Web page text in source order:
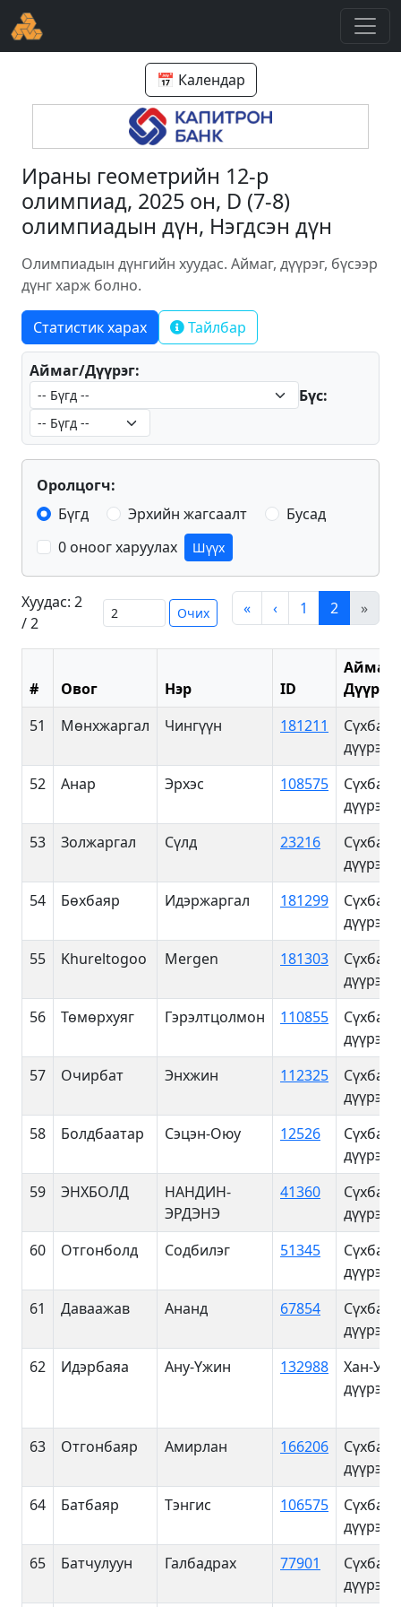
📅 Календар
Ираны геометрийн 12-р
олимпиад, 2025 он, D (7-8)
олимпиадын дүн, Нэгдсэн дүн
Олимпиадын дүнгийн хуудас. Аймаг, дүүрэг, бүсээр
дүнг харж болно.
Статистик харах Тайлбар
Аймаг/Дүүрэг:
Бүс:
Оролцогч:
Бүгд
Эрхийн жагсаалт
Бусад
0 оноог харуулах
Шүүх
Хуудас: 2
/ 2
Очих « ‹ 1 2 »
# Овог Нэр ID
Аймаг/
Дүүрэг
51
Мөнхжаргал Чингүүн 181211
дүүрэг
52
Анар Эрхэс 108575
дүүрэг
53
Золжаргал Сүлд 23216
дүүрэг
54
Бөхбаяр Идэржаргал 181299
дүүрэг
55
Khureltogoo Mergen 181303
дүүрэг
56
Төмөрхуяг Гэрэлтцолмон 110855
дүүрэг
57
Очирбат Энхжин 112325
дүүрэг
58
Болдбаатар Сэцэн-Оюу 12526
дүүрэг
59
ЭНХБОЛД
НАНДИН-
ЭРДЭНЭ
41360
дүүрэг
60
Отгонболд Содбилэг 51345
дүүрэг
61
Даваажав Ананд 67854
дүүрэг
62
Идэрбаяа Ану-Үжин 132988
Хан-Уул
дүүрэг
63 Отгонбаяр Амирлан 166206
дүүрэг
64
Батбаяр Тэнгис 106575
дүүрэг
65
Батчулуун Галбадрах 77901
дүүрэг